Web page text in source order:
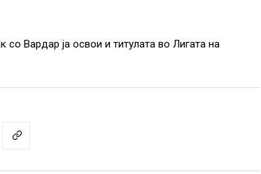
Вардар ја освои и титулата во Лигата на